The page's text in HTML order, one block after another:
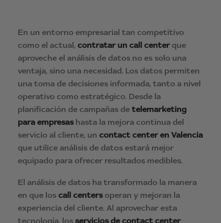
En un entorno empresarial tan competitivo
como el actual, contratar un call centerque
aproveche el análisis de datos no es solo una
ventaja, sino una necesidad. Los datos permiten
una toma de decisiones informada, tanto a nivel
operativo como estratégico. Desde la
planificación de campañas de telemarketing
para empresashasta la mejora continua del
servicio al cliente, un contact center en Valencia
que utilice análisis de datos estará mejor
equipado para ofrecer resultados medibles.
El análisis de datos ha transformado la manera
en que los call centersoperan y mejoran la
experiencia del cliente. Al aprovechar esta
tecnología, los servicios de contact center